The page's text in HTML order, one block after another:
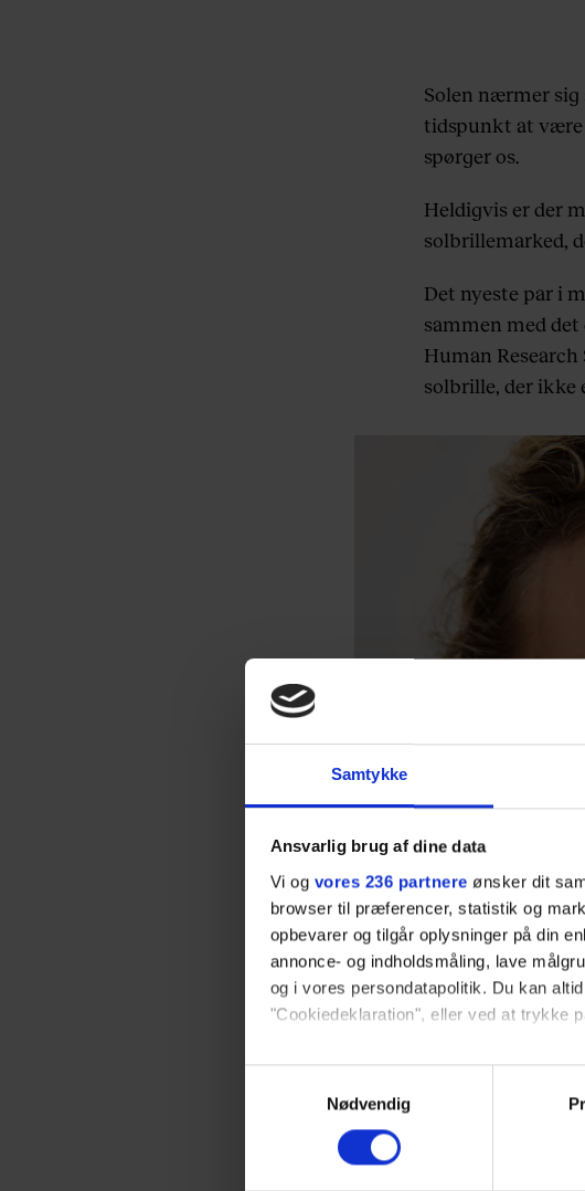
Samtykke
Ansvarlig brug af dine data
Vi og vores 236 partnere ønsker dit
browser til præferencer, statistik og
opbevarer og tilgår oplysninger på din
annonce- og indholdsmåling, lave
og i vores persondatapolitik. Du kan
"Cookiedeklaration", eller ved at trykke
Dine valg anvendes på hele websitet.
Vi ønsker dit samtykke til at indsamle
Nødvendig
Solen nærmer sig
tidspunkt at være
spørger os.
Heldigvis er der
solbrillemarked,
Det nyeste par i
sammen med
Human
solbrille, der ikke